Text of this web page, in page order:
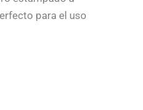
para el uso